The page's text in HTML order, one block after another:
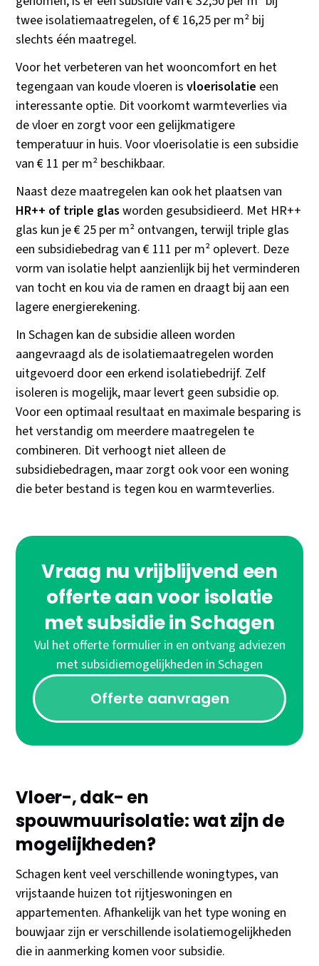
twee isolatiemaatregelen, of € 16,25 per m² bij
slechts één maatregel.
Voor het verbeteren van het wooncomfort en het
tegengaan van koude vloeren isvloerisolatie een
interessante optie. Dit voorkomt warmteverlies via
de vloer en zorgt voor een gelijkmatigere
temperatuur in huis. Voor vloerisolatie is een subsidie
van € 11 per m² beschikbaar.
Naast deze maatregelen kan ook het plaatsen van
HR++ of triple glas worden gesubsidieerd. Met HR++
glas kun je € 25 per m² ontvangen, terwijl triple glas
een subsidiebedrag van € 111 per m² oplevert. Deze
vorm van isolatie helpt aanzienlijk bij het verminderen
van tocht en kou via de ramen en draagt bij aan een
lagere energierekening.
In Schagen kan de subsidie alleen worden
aangevraagd als de isolatiemaatregelen worden
uitgevoerd door een erkend isolatiebedrijf. Zelf
isoleren is mogelijk, maar levert geen subsidie op.
Voor een optimaal resultaat en maximale besparing is
het verstandig om meerdere maatregelen te
combineren. Dit verhoogt niet alleen de
subsidiebedragen, maar zorgt ook voor een woning
die beter bestand is tegen kou en warmteverlies.
Vraag nu vrijblijvend een
offerte aan voor isolatie
met subsidie in Schagen
Vul het offerte formulier in en ontvang adviezen
met subsidiemogelijkheden in Schagen
Offerte aanvragen
Vloer-, dak- en
spouwmuurisolatie: wat zijn de
mogelijkheden?
Schagen kent veel verschillende woningtypes, van
vrijstaande huizen tot rijtjeswoningen en
appartementen. Afhankelijk van het type woning en
bouwjaar zijn er verschillende isolatiemogelijkheden
die in aanmerking komen voor subsidie.